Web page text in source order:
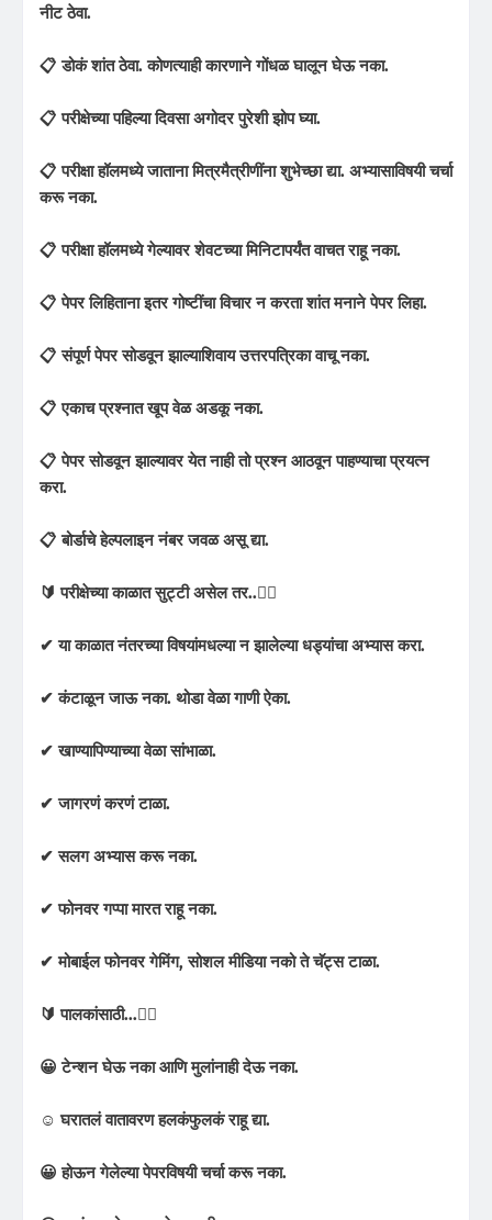
नीट ठेवा.
📋 डोकं शांत ठेवा. कोणत्याही कारणाने गोंधळ घालून घेऊ नका.
📋 परीक्षेच्या पहिल्या दिवसा अगोदर पुरेशी झोप घ्या.
📋 परीक्षा हॉलमध्ये जाताना मित्रमैत्रीणींना शुभेच्छा द्या. अभ्यासाविषयी चर्चा
करू नका.
📋 परीक्षा हॉलमध्ये गेल्यावर शेवटच्या मिनिटापर्यंत वाचत राहू नका.
📋 पेपर लिहिताना इतर गोष्टींचा विचार न करता शांत मनाने पेपर लिहा.
📋 संपूर्ण पेपर सोडवून झाल्याशिवाय उत्तरपत्रिका वाचू नका.
📋 एकाच प्रश्नात खूप वेळ अडकू नका.
📋 पेपर सोडवून झाल्यावर येत नाही तो प्रश्न आठवून पाहण्याचा प्रयत्न
करा.
📋 बोर्डाचे हेल्पलाइन नंबर जवळ असू द्या.
🔰 परीक्षेच्या काळात सुट्टी असेल तर..✍🏻
✔ या काळात नंतरच्या विषयांमधल्या न झालेल्या धड्यांचा अभ्यास करा.
✔ कंटाळून जाऊ नका. थोडा वेळा गाणी ऐका.
✔ खाण्यापिण्याच्या वेळा सांभाळा.
✔ जागरणं करणं टाळा.
✔ सलग अभ्यास करू नका.
✔ फोनवर गप्पा मारत राहू नका.
✔ मोबाईल फोनवर गेमिंग, सोशल मीडिया नको ते चॅट्स टाळा.
🔰 पालकांसाठी...✍🏻
😀 टेन्शन घेऊ नका आणि मुलांनाही देऊ नका.
☺ घरातलं वातावरण हलकंफुलकं राहू द्या.
😀 होऊन गेलेल्या पेपरविषयी चर्चा करू नका.